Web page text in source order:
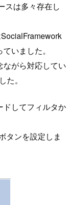
スは多々存在し
いました。
がら対応してい
。
ドしてフィルタか
タンを設定しま